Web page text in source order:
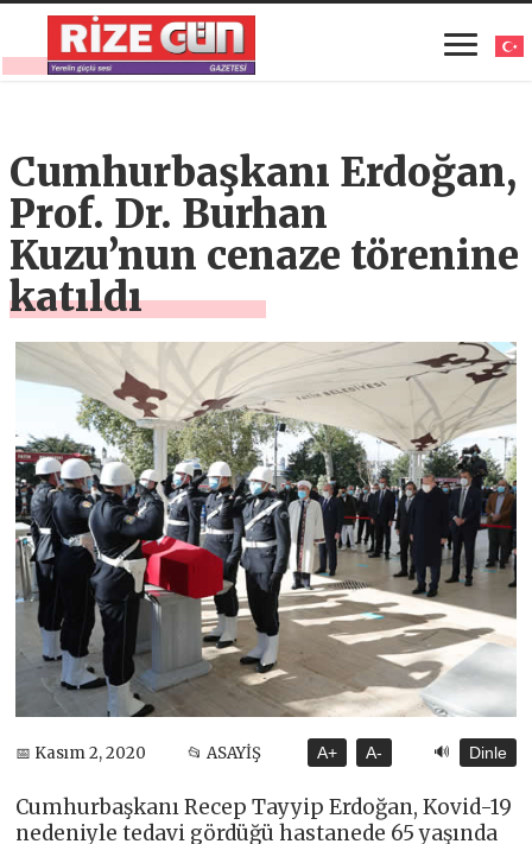
Cumhurbaşkanı Erdoğan,
Prof. Dr. Burhan
Kuzu’nun cenaze törenine
katıldı
📅 Kasım 2, 2020 📂 ASAYİŞ A+ A- 🔊 Dinle
Cumhurbaşkanı Recep Tayyip Erdoğan, Kovid-19
nedeniyle tedavi gördüğü hastanede 65 yaşında